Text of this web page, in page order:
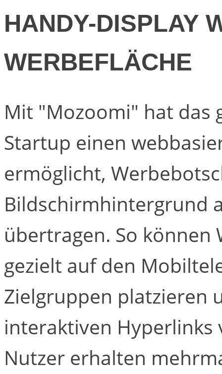
HANDY-DISPLAY
WERBEFLÄCHE
Mit "Mozoomi" hat das
Startup einen
ermöglicht,
Bildschirmhintergrund
übertragen. So können
gezielt auf den
Zielgruppen platzieren
interaktiven Hyperlinks
Nutzer erhalten